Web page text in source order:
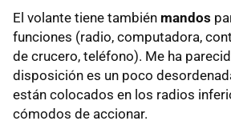
El volante tiene también mandos
funciones (radio, computadora,
de crucero, teléfono). Me ha
disposición es un poco
están colocados en los radios
cómodos de accionar.